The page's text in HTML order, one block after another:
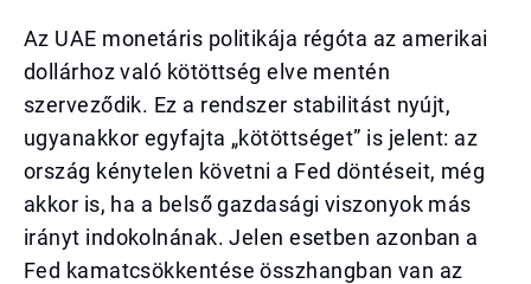
Az UAE monetáris politikája régóta az amerikai
dollárhoz való kötöttség elve mentén
szerveződik. Ez a rendszer stabilitást nyújt,
ugyanakkor egyfajta „kötöttséget” is jelent: az
ország kénytelen követni a Fed döntéseit, még
akkor is, ha a belső gazdasági viszonyok más
irányt indokolnának. Jelen esetben azonban a
Fed kamatcsökkentése összhangban van az